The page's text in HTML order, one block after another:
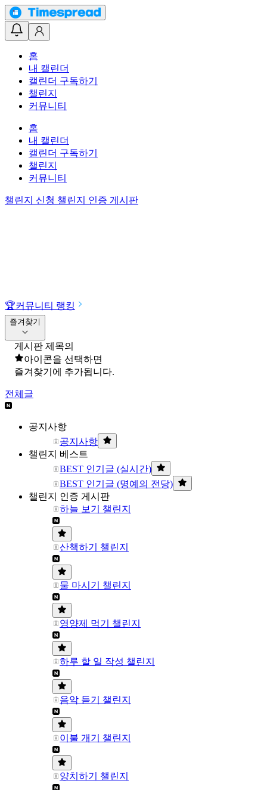
홈
내 캘린더
캘린더 구독하기
챌린지
커뮤니티
홈
내 캘린더
캘린더 구독하기
챌린지
커뮤니티
챌린지 신청 챌린지 인증 게시판
🏆커뮤니티 랭킹
즐겨찾기
게시판 제목의
아이콘을 선택하면
즐겨찾기에 추가됩니다.
전체글
공지사항
공지사항
챌린지 베스트
BEST 인기글 (실시간)
BEST 인기글 (명예의 전당)
챌린지 인증 게시판
하늘 보기 챌린지
산책하기 챌린지
물 마시기 챌린지
영양제 먹기 챌린지
하루 할 일 작성 챌린지
음악 듣기 챌린지
이불 개기 챌린지
양치하기 챌린지